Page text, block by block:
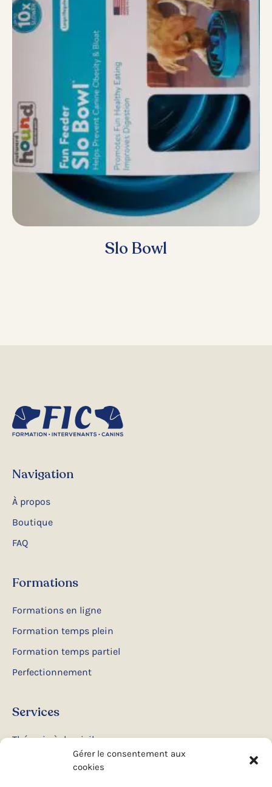
Gérer le consentement aux
cookies
Slo Bowl
Navigation
À propos
Boutique
FAQ
Formations
Formations en ligne
Formation temps plein
Formation temps partiel
Perfectionnement
Services
Thérapie à domicile
Ateliers et conférences